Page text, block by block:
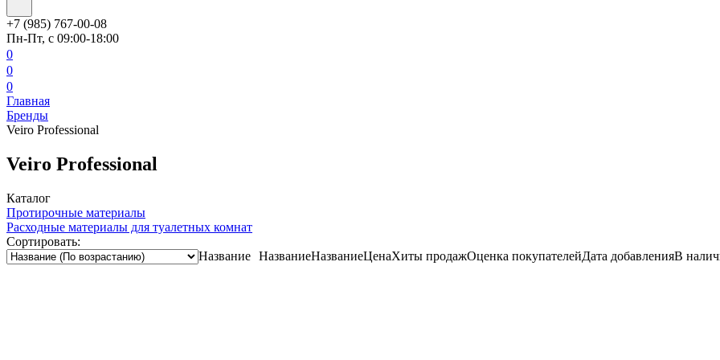
+7 (985) 767-00-08
Пн-Пт, с 09:00-18:00
0
0
0
Главная
Бренды
Veiro Professional
Veiro Professional
Каталог
Протирочные материалы
Расходные материалы для туалетных комнат
Сортировать:
Название НазваниеНазваниеЦенаХиты продажОценка покупателейДата добавленияВ